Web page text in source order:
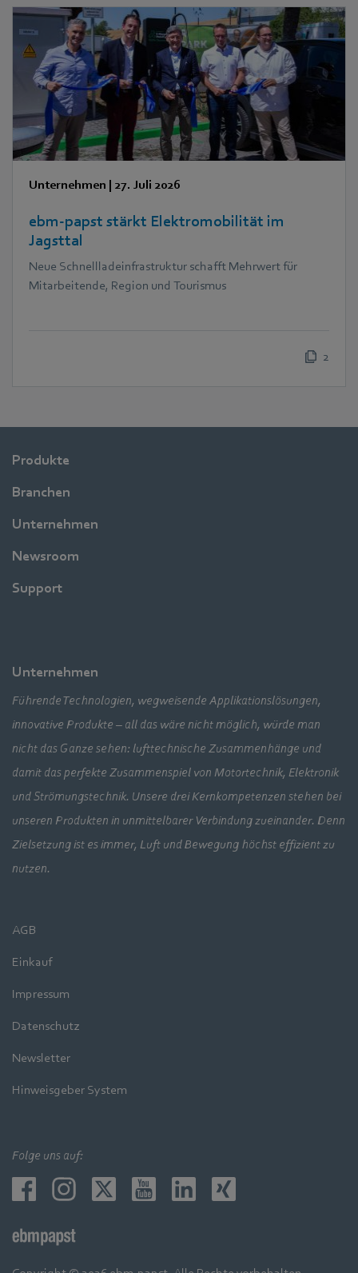
Unternehmen | 27. Juli 2026
ebm‑papst stärkt Elektromobilität im
Jagsttal
Neue Schnellladeinfrastruktur schafft Mehrwert für
Mitarbeitende, Region und Tourismus
2
Produkte
Branchen
Unternehmen
Newsroom
Support
Unternehmen
Führende Technologien, wegweisende Applikationslösungen,
innovative Produkte – all das wäre nicht möglich, würde man
nicht das Ganze sehen: lufttechnische Zusammenhänge und
damit das perfekte Zusammenspiel von Motortechnik, Elektronik
und Strömungstechnik. Unsere drei Kernkompetenzen stehen bei
unseren Produkten in unmittelbarer Verbindung zueinander. Denn
Zielsetzung ist es immer, Luft und Bewegung höchst effizient zu
nutzen.
AGB
Einkauf
Impressum
Datenschutz
Newsletter
Hinweisgeber System
Folge uns auf: